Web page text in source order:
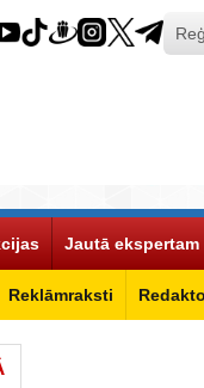
Reklāmraksti
Jautā ekspertam